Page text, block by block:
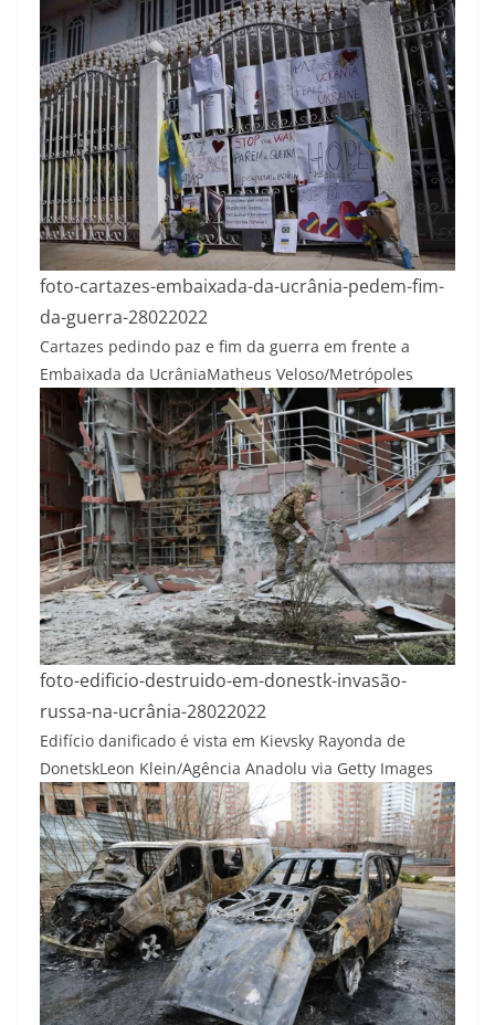
foto-cartazes-embaixada-da-ucrânia-pedem-fim-
da-guerra-28022022
Cartazes pedindo paz e fim da guerra em frente a
Embaixada da UcrâniaMatheus Veloso/Metrópoles
foto-edificio-destruido-em-donestk-invasão-
russa-na-ucrânia-28022022
Edifício danificado é vista em Kievsky Rayonda de
DonetskLeon Klein/Agência Anadolu via Getty Images